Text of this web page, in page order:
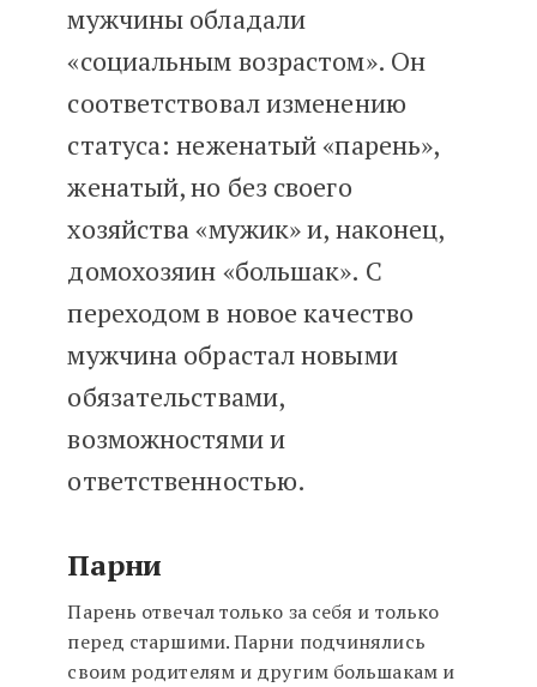
мужчины обладали
«социальным возрастом». Он
соответствовал изменению
статуса: неженатый «парень»,
женатый, но без своего
хозяйства «мужик» и, наконец,
домохозяин «большак». С
переходом в новое качество
мужчина обрастал новыми
обязательствами,
возможностями и
ответственностью.
Парни
Парень отвечал только за себя и только
перед старшими. Парни подчинялись
своим родителям и другим большакам и